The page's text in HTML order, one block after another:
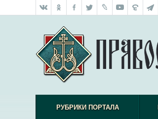
РУБРИКИ ПОРТАЛА